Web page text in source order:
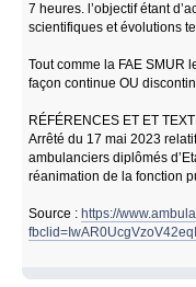
7 heures. l’objectif étant
scientifiques et évolutions
Tout comme la FAE SMUR
façon continue OU
RÉFÉRENCES ET ET
Arrêté du 17 mai 2023
ambulanciers diplômés
réanimation de la fonction
Source : https://